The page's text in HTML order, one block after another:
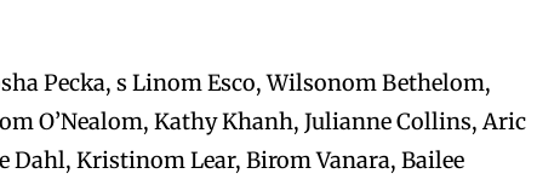
Pecka, s Linom Esco, Wilsonom Bethelom,
O’Nealom, Kathy Khanh, Julianne Collins, Aric
Dahl, Kristinom Lear, Birom Vanara, Bailee